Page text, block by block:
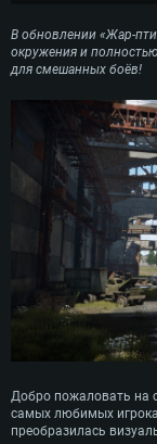
В обновлении «Жар-
окружения и
для смешанных боёв!
Добро пожаловать на
самых любимых
преобразилась